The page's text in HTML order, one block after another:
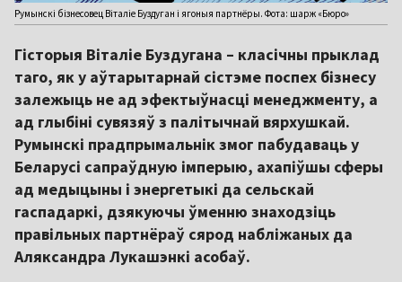
Румынскі бізнесовец Віталіе Буздуган і ягоныя партнёры. Фота: шарж «Бюро»
Гісторыя Віталіе Буздугана – класічны прыклад
таго, як у аўтарытарнай сістэме поспех бізнесу
залежыць не ад эфектыўнасці менеджменту, а
ад глыбіні сувязяў з палітычнай вярхушкай.
Румынскі прадпрымальнік змог пабудаваць у
Беларусі сапраўдную імперыю, ахапіўшы сферы
ад медыцыны і энергетыкі да сельскай
гаспадаркі, дзякуючы ўменню знаходзіць
правільных партнёраў сярод набліжаных да
Аляксандра Лукашэнкі асобаў.